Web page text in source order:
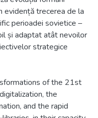
evidență trecerea de la
perioadei sovietice –
și adaptat atât nevoilor
strategice
of the 21st
the
and the rapid